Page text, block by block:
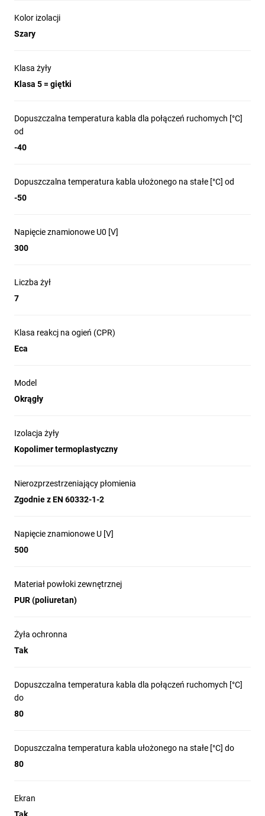
Kolor izolacji
Szary
Klasa żyły
Klasa 5 = giętki
Dopuszczalna temperatura kabla dla połączeń ruchomych [°C]
od
-40
Dopuszczalna temperatura kabla ułożonego na stałe [°C] od
-50
Napięcie znamionowe U0 [V]
300
Liczba żył
7
Klasa reakcj na ogień (CPR)
Eca
Model
Okrągły
Izolacja żyły
Kopolimer termoplastyczny
Nierozprzestrzeniający płomienia
Zgodnie z EN 60332-1-2
Napięcie znamionowe U [V]
500
Materiał powłoki zewnętrznej
PUR (poliuretan)
Żyła ochronna
Tak
Dopuszczalna temperatura kabla dla połączeń ruchomych [°C]
do
80
Dopuszczalna temperatura kabla ułożonego na stałe [°C] do
80
Ekran